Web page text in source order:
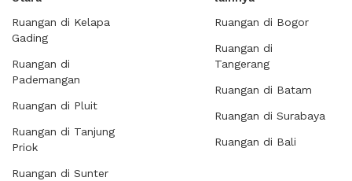
Ruangan di Kelapa
Gading
Ruangan di
Pademangan
Ruangan di Pluit
Ruangan di Tanjung
Priok
Ruangan di Sunter
Ruangan di Bogor
Ruangan di
Tangerang
Ruangan di Batam
Ruangan di Surabaya
Ruangan di Bali